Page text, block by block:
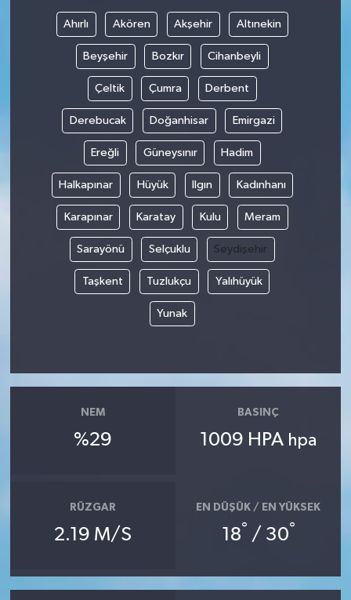
Ahırlı Akören Akşehir Altınekin
Beyşehir Bozkır Cihanbeyli
Çeltik Çumra Derbent
Derebucak Doğanhisar Emirgazi
Ereğli Güneysınır Hadim
Halkapınar Hüyük Ilgın Kadınhanı
Karapınar Karatay Kulu Meram
Sarayönü Selçuklu Seydişehir
Taşkent Tuzlukçu Yalıhüyük
Yunak
NEM
%29
BASINÇ
1009 HPA hpa
RÜZGAR
2.19 M/S
EN DÜŞÜK / EN YÜKSEK
18° / 30°